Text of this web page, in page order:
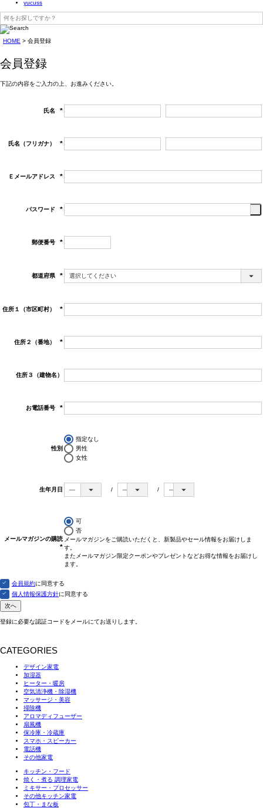
yucuss
HOME 会員登録
会員登録
下記の内容をご入力の上、お進みください。
氏名
(必
氏名（フリガナ）
(必
Ｅメールアドレス
(必
パスワード
郵便番号
(必
都道府県
(必
住所１（市区町村）
(必
住所２（番地）
(必
住所３（建物名）
お電話番号
(必
性別
指定なし
男性
女性
生年月日
メールマガジンの購読
可
否
メールマガジンをご購読いただくと、新製品やセール情報をお届けしま
す。
またメールマガジン限定クーポンやプレゼントなどお得な情報をお届けし
ます。
会員規約に同意する
個人情報保護方針に同意する
次へ
登録に必要な認証コードをメールにてお送りします。
CATEGORIES
デザイン家電
加湿器
ヒーター・暖房
空気清浄機・除湿機
マッサージ・美容
掃除機
アロマディフューザー
扇風機
保冷庫・冷蔵庫
スマホ・スピーカー
電話機
その他家電
キッチン・フード
焼く・煮る 調理家電
ミキサー・プロセッサー
その他キッチン家電
包丁・まな板